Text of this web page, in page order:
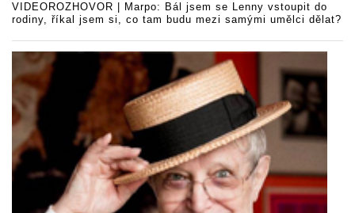
VIDEOROZHOVOR | Marpo: Bál jsem se Lenny vstoupit do
rodiny, říkal jsem si, co tam budu mezi samými umělci dělat?